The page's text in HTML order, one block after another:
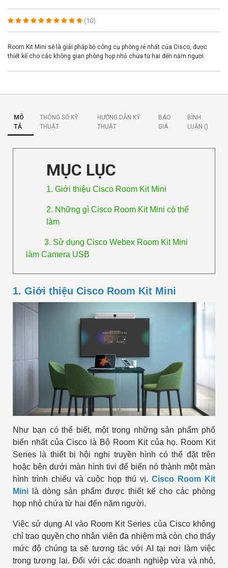
(10)
Room Kit Mini sẽ là giải pháp bộ công cụ phòng rẻ nhất của Cisco, được
thiết kế cho các không gian phòng họp nhỏ chứa từ hai đến năm người.
MÔ
TẢ
THÔNG SỐ KỸ
THUẬT
HƯỚNG DẪN KỸ
THUẬT
BÁO
GIÁ
BÌNH
LUẬN ()
MỤC LỤC
1. Giới thiệu Cisco Room Kit Mini
2. Những gì Cisco Room Kit Mini có thể
làm
3. Sử dụng Cisco Webex Room Kit Mini
làm Camera USB
1. Giới thiệu Cisco Room Kit Mini
Như bạn có thể biết, một trong những sản phẩm phổ
biến nhất của Cisco là Bộ Room Kit của họ. Room Kit
Series là thiết bị hội nghị truyền hình có thể đặt trên
hoặc bên dưới màn hình tivi để biến nó thành một màn
hình trình chiếu và cuộc họp thú vị. Cisco Room Kit
Mini là dòng sản phẩm được thiết kế cho các phòng
họp nhỏ chứa từ hai đến năm người.
Việc sử dụng AI vào Room Kit Series của Cisco không
chỉ trao quyền cho nhân viên đa nhiệm mà còn cho thấy
mức độ chúng ta sẽ tương tác với AI tại nơi làm việc
trong tương lai. Đối với các doanh nghiệp vừa và nhỏ,